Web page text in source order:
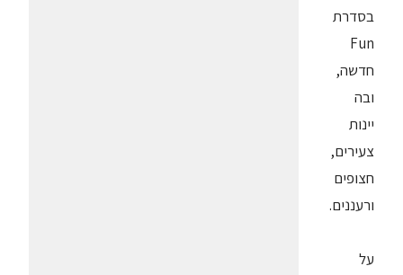
בסדרת
Fun
חדשה,
ובה
יינות
צעירים,
חצופים
ורעננים.
על